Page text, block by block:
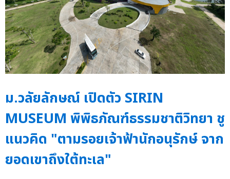
ม.วลัยลักษณ์ เปิดตัว SIRIN
MUSEUM พิพิธภัณฑ์ธรรมชาติวิทยา ชู
แนวคิด "ตามรอยเจ้าฟ้านักอนุรักษ์ จาก
ยอดเขาถึงใต้ทะเล"